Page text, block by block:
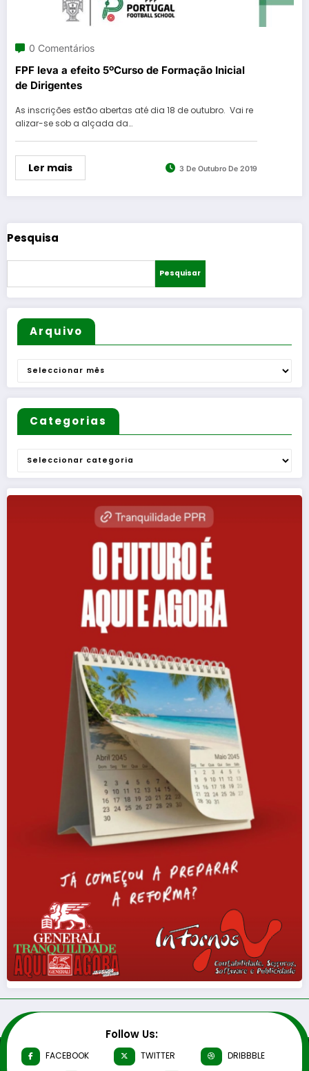
0 Comentários
FPF leva a efeito 5ºCurso de Formação Inicial
de Dirigentes
As inscrições estão abertas até dia 18 de outubro. Vai re
alizar-se sob a alçada da…
Ler mais 3 De Outubro De 2019
Pesquisa
Pesquisar
Arquivo
Arquivo
Categorias
Categorias
Follow Us:
FACEBOOK TWITTER
DRIBBBLE